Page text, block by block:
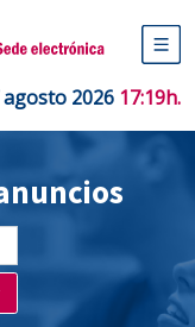
de
de
agosto 2026 17:19h.